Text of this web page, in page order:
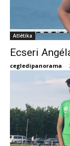
Atlétika
Ecseri
cegledipanorama -